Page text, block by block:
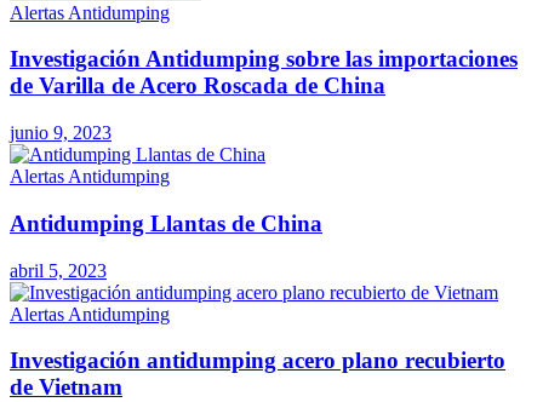
Alertas Antidumping
Investigación Antidumping sobre las importaciones
de Varilla de Acero Roscada de China
junio 9, 2023
Alertas Antidumping
Antidumping Llantas de China
abril 5, 2023
Alertas Antidumping
Investigación antidumping acero plano recubierto
de Vietnam